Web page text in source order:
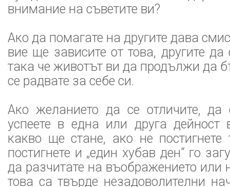
внимание на съветите ви?
Ако да помагате на другите дава
вие ще зависите от това, другите
така че животът ви да продължи да
се радвате за себе си.
Ако желанието да се отличите, да
успеете в една или друга
какво ще стане, ако не
постигнете и „един хубав ден“ го
да разчитате на въображението или
това са твърде незадоволителни